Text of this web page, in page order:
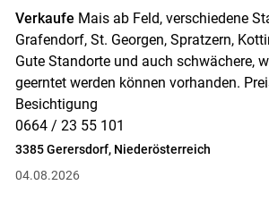
Verkaufe Mais ab Feld, verschiedene
Grafendorf, St. Georgen, Spratzern,
Gute Standorte und auch schwächere,
geerntet werden können vorhanden.
Besichtigung
0664 / 23 55 101
3385 Gerersdorf, Niederösterreich
04.08.2026